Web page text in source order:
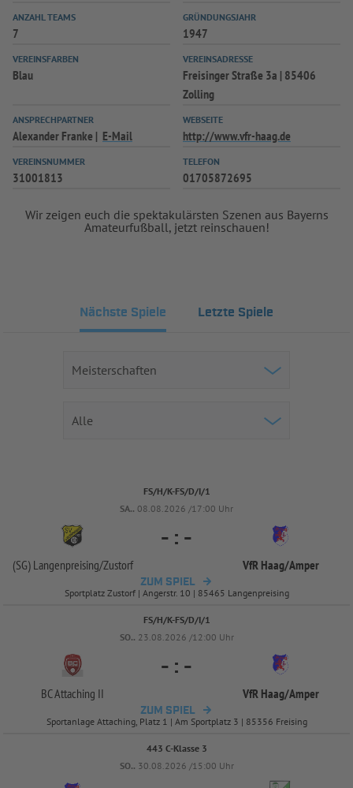
SPIELPLUS
ANZAHL TEAMS
7
GRÜNDUNGSJAHR
1947
VEREINSFARBEN
Blau
VEREINSADRESSE
Freisinger Straße 3a | 85406
Zolling
ANSPRECHPARTNER
Alexander Franke E-Mail
WEBSEITE
http://www.vfr-haag.de
VEREINSNUMMER
31001813
TELEFON
01705872695
Wir zeigen euch die spektakulärsten Szenen aus Bayerns
Amateurfußball, jetzt reinschauen!
Nächste Spiele Letzte Spiele
FS/H/K-FS/D/I/1
SA.. 08.08.2026 /17:00 Uhr
(SG) Langenpreising/Zustorf
- : -
VfR Haag/Amper
ZUM SPIEL
Sportplatz Zustorf | Angerstr. 10 | 85465 Langenpreising
FS/H/K-FS/D/I/1
SO.. 23.08.2026 /12:00 Uhr
BC Attaching II
- : -
VfR Haag/Amper
ZUM SPIEL
Sportanlage Attaching, Platz 1 | Am Sportplatz 3 | 85356 Freising
443 C-Klasse 3
SO.. 30.08.2026 /15:00 Uhr